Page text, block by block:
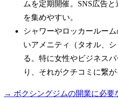
ムを定期開催。SNS広告
を集めやすい。
シャワーやロッカールー
いアメニティ（タオル、
る。特に女性やビジネス
り、それがクチコミに繋が
→ ボクシングジムの開業に必要